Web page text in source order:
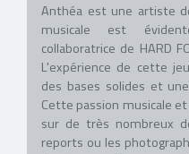
Anthéa est une artiste
musicale est
collaboratrice de HARD
L'expérience de cette
des bases solides et
Cette passion musicale
sur de très nombreux
reports ou les